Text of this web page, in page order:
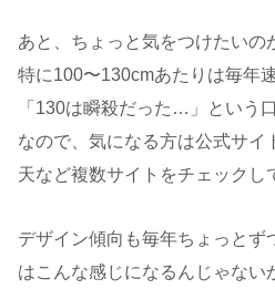
あと、ちょっと気をつけたいの
特に100〜130cmあたりは毎年
「130は瞬殺だった…」という
なので、気になる方は公式サイ
天など複数サイトをチェックし
デザイン傾向も毎年ちょっとず
はこんな感じになるんじゃない